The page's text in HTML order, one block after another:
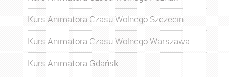
Kurs Animatora Czasu Wolnego Szczecin
Kurs Animatora Czasu Wolnego Warszawa
Kurs Animatora Gdańsk